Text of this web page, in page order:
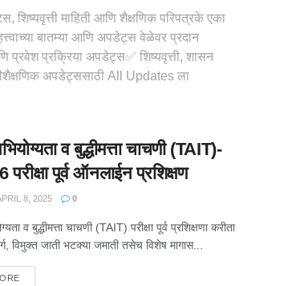
शिष्यवृत्ती माहिती आणि शैक्षणिक परिपत्रके एका
बातम्या आणि अपडेट्स वेळेवर प्रदान
प्रवेश प्रक्रिया अपडेट्स✅ शिष्यवृत्ती, शासन
अपडेट्ससाठी All Updates ला
व बुद्धीमत्ता चाचणी (TAIT)-
पूर्व ऑनलाईन प्रशिक्षण
8, 2025 0
व बुद्धीमत्ता चाचणी (TAIT) परीक्षा पूर्व प्रशिक्षणा करीता
विमुक्त जाती भटक्या जमाती तसेच विशेष मागास...
DETAILS